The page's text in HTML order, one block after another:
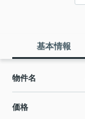
基本情報
物件名
価格